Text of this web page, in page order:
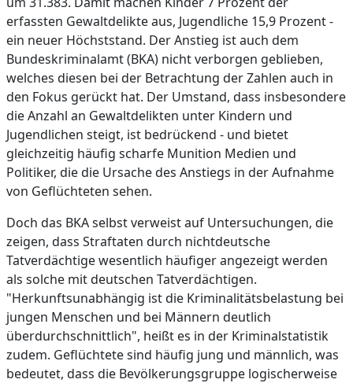
erfassten Gewaltdelikte aus, Jugendliche 15,9 Prozent -
ein neuer Höchststand. Der Anstieg ist auch dem
Bundeskriminalamt (BKA) nicht verborgen geblieben,
welches diesen bei der Betrachtung der Zahlen auch in
den Fokus gerückt hat. Der Umstand, dass insbesondere
die Anzahl an Gewaltdelikten unter Kindern und
Jugendlichen steigt, ist bedrückend - und bietet
gleichzeitig häufig scharfe Munition Medien und
Politiker, die die Ursache des Anstiegs in der Aufnahme
von Geflüchteten sehen.
Doch das BKA selbst verweist auf Untersuchungen, die
zeigen, dass Straftaten durch nichtdeutsche
Tatverdächtige wesentlich häufiger angezeigt werden
als solche mit deutschen Tatverdächtigen.
"Herkunftsunabhängig ist die Kriminalitätsbelastung bei
jungen Menschen und bei Männern deutlich
überdurchschnittlich", heißt es in der Kriminalstatistik
zudem. Geflüchtete sind häufig jung und männlich, was
bedeutet, dass die Bevölkerungsgruppe logischerweise